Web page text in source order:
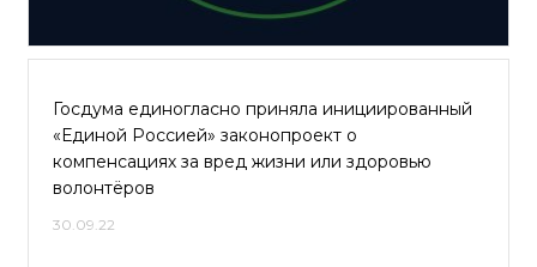
Госдума единогласно приняла инициированный
«Единой Россией» законопроект о
компенсациях за вред жизни или здоровью
волонтёров
30.09.22